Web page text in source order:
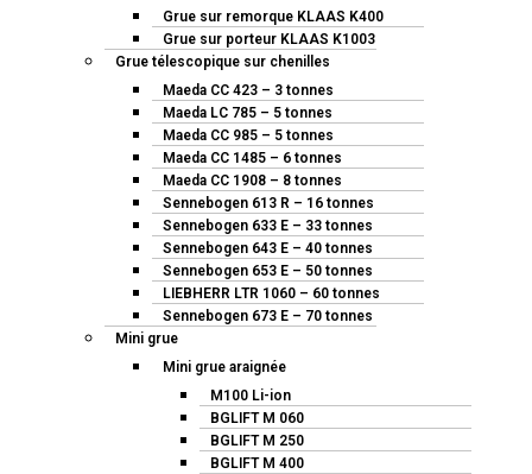
Grue sur remorque KLAAS K400
Grue sur porteur KLAAS K1003
Grue télescopique sur chenilles
Maeda CC 423 – 3 tonnes
Maeda LC 785 – 5 tonnes
Maeda CC 985 – 5 tonnes
Maeda CC 1485 – 6 tonnes
Maeda CC 1908 – 8 tonnes
Sennebogen 613 R – 16 tonnes
Sennebogen 633 E – 33 tonnes
Sennebogen 643 E – 40 tonnes
Sennebogen 653 E – 50 tonnes
LIEBHERR LTR 1060 – 60 tonnes
Sennebogen 673 E – 70 tonnes
Mini grue
Mini grue araignée
M100 Li-ion
BGLIFT M 060
BGLIFT M 250
BGLIFT M 400